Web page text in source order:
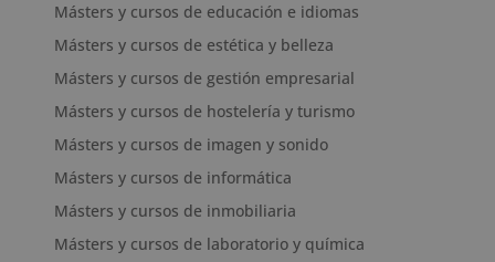
Másters y cursos de educación e idiomas
Másters y cursos de estética y belleza
Másters y cursos de gestión empresarial
Másters y cursos de hostelería y turismo
Másters y cursos de imagen y sonido
Másters y cursos de informática
Másters y cursos de inmobiliaria
Másters y cursos de laboratorio y química